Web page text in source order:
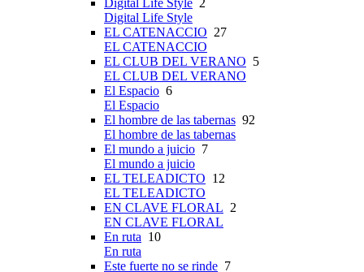
Digital Life Style 2
Digital Life Style
EL CATENACCIO 27
EL CATENACCIO
EL CLUB DEL VERANO 5
EL CLUB DEL VERANO
El Espacio 6
El Espacio
El hombre de las tabernas 92
El hombre de las tabernas
El mundo a juicio 7
El mundo a juicio
EL TELEADICTO 12
EL TELEADICTO
EN CLAVE FLORAL 2
EN CLAVE FLORAL
En ruta 10
En ruta
Este fuerte no se rinde 7